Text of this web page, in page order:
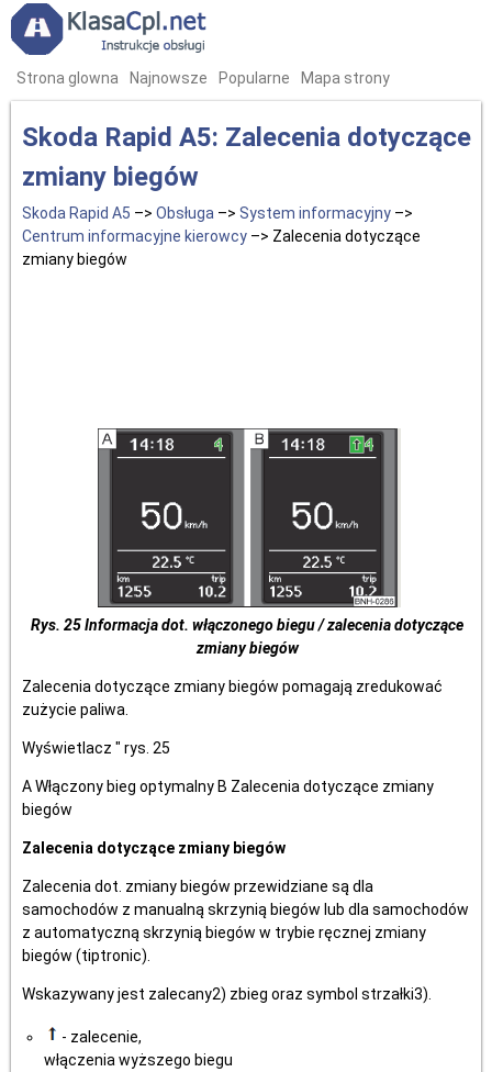
Strona glowna Najnowsze Popularne Mapa strony
Skoda Rapid A5: Zalecenia dotyczące
zmiany biegów
Skoda Rapid A5 –> Obsługa –> System informacyjny –>
Centrum informacyjne kierowcy –> Zalecenia dotyczące
zmiany biegów
Rys. 25 Informacja dot. włączonego biegu / zalecenia dotyczące
zmiany biegów
Zalecenia dotyczące zmiany biegów pomagają zredukować
zużycie paliwa.
Wyświetlacz " rys. 25
A Włączony bieg optymalny B Zalecenia dotyczące zmiany
biegów
Zalecenia dotyczące zmiany biegów
Zalecenia dot. zmiany biegów przewidziane są dla
samochodów z manualną skrzynią biegów lub dla samochodów
z automatyczną skrzynią biegów w trybie ręcznej zmiany
biegów (tiptronic).
Wskazywany jest zalecany2) zbieg oraz symbol strzałki3).
- zalecenie,
włączenia wyższego biegu